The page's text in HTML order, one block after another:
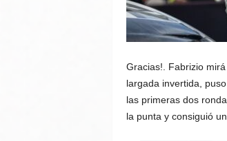
Gracias!. Fabrizio
largada invertida,
las primeras dos
la punta y consiguió